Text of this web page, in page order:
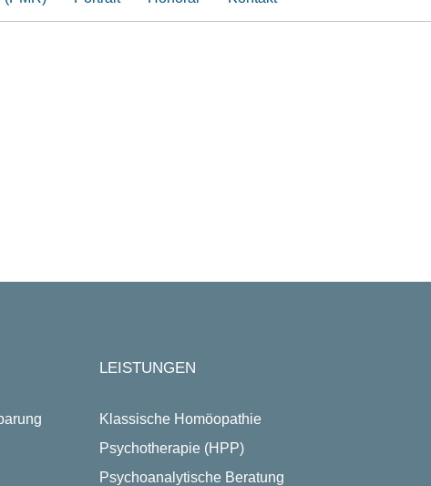
LEISTUNGEN
Klassische Homöopathie
Psychotherapie (HPP)
Psychoanalytische Beratung